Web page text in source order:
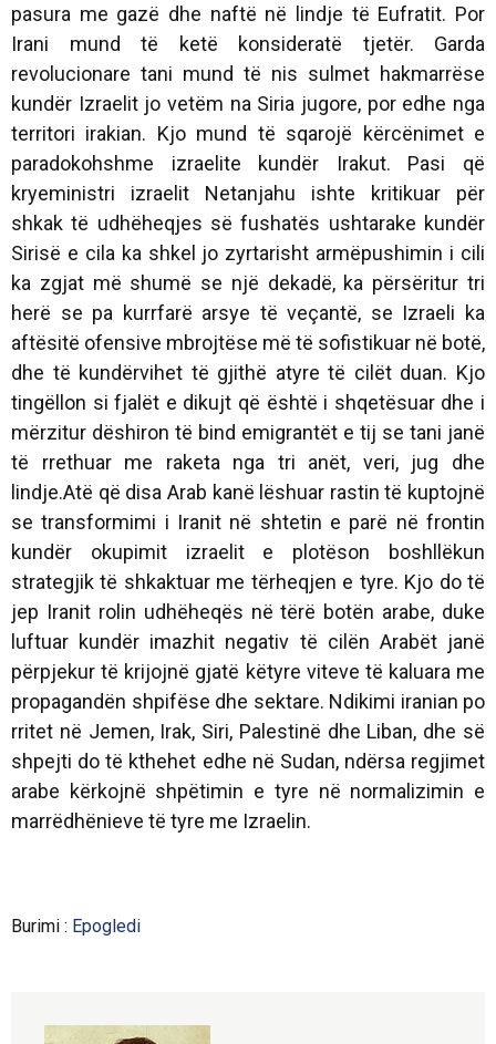
pasura me gazë dhe naftë në lindje të Eufratit. Por
Irani mund të ketë konsideratë tjetër. Garda
revolucionare tani mund të nis sulmet hakmarrëse
kundër Izraelit jo vetëm na Siria jugore, por edhe nga
territori irakian. Kjo mund të sqarojë kërcënimet e
paradokohshme izraelite kundër Irakut. Pasi që
kryeministri izraelit Netanjahu ishte kritikuar për
shkak të udhëheqjes së fushatës ushtarake kundër
Sirisë e cila ka shkel jo zyrtarisht armëpushimin i cili
ka zgjat më shumë se një dekadë, ka përsëritur tri
herë se pa kurrfarë arsye të veçantë, se Izraeli ka
aftësitë ofensive mbrojtëse më të sofistikuar në botë,
dhe të kundërvihet të gjithë atyre të cilët duan. Kjo
tingëllon si fjalët e dikujt që është i shqetësuar dhe i
mërzitur dëshiron të bind emigrantët e tij se tani janë
të rrethuar me raketa nga tri anët, veri, jug dhe
lindje.Atë që disa Arab kanë lëshuar rastin të kuptojnë
se transformimi i Iranit në shtetin e parë në frontin
kundër okupimit izraelit e plotëson boshllëkun
strategjik të shkaktuar me tërheqjen e tyre. Kjo do të
jep Iranit rolin udhëheqës në tërë botën arabe, duke
luftuar kundër imazhit negativ të cilën Arabët janë
përpjekur të krijojnë gjatë këtyre viteve të kaluara me
propagandën shpifëse dhe sektare. Ndikimi iranian po
rritet në Jemen, Irak, Siri, Palestinë dhe Liban, dhe së
shpejti do të kthehet edhe në Sudan, ndërsa regjimet
arabe kërkojnë shpëtimin e tyre në normalizimin e
marrëdhënieve të tyre me Izraelin.
Burimi : Epogledi